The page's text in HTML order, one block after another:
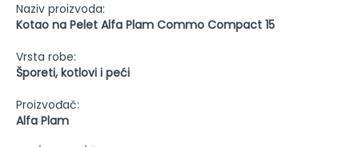
Naziv proizvoda:
Kotao na Pelet Alfa Plam Commo Compact 15
Vrsta robe:
Šporeti, kotlovi i peći
Proizvođač:
Alfa Plam